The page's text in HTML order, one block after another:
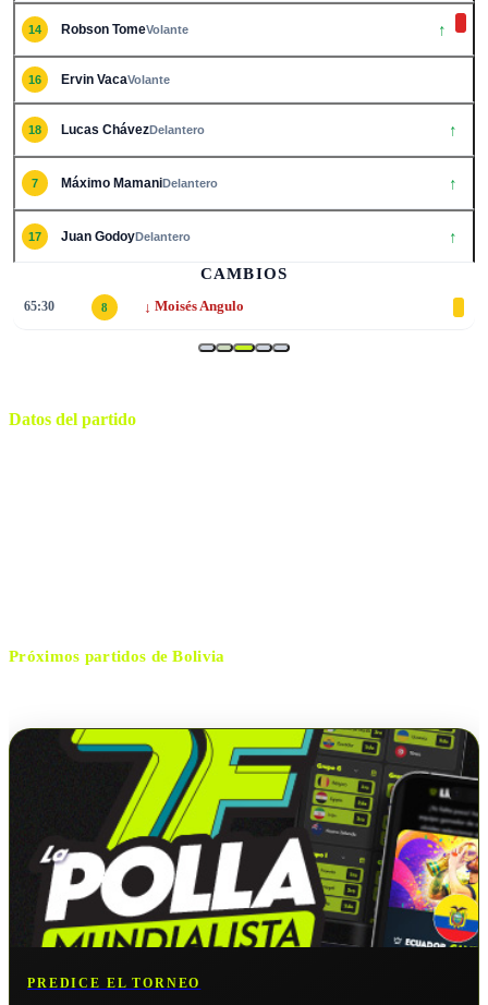
14 Robson TomeVolante ↑
16 Ervin VacaVolante
18 Lucas ChávezDelantero ↑
7 Máximo MamaniDelantero ↑
17 Juan GodoyDelantero ↑
CAMBIOS
65:30 8 ↓ Moisés Angulo
Datos del partido
Próximos partidos deBolivia
PREDICE EL TORNEO